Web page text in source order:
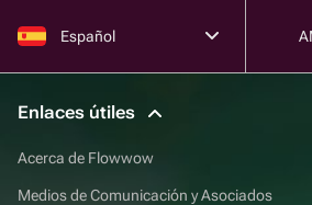
Español
Enlaces útiles
Acerca de Flowwow
Medios de Comunicación y Asociados